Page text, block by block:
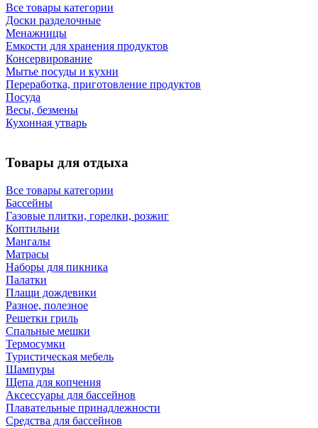
Все товары категории
Доски разделочные
Менажницы
Емкости для хранения продуктов
Консервирование
Мытье посуды и кухни
Переработка, приготовление продуктов
Посуда
Весы, безмены
Кухонная утварь
Товары для отдыха
Все товары категории
Бассейны
Газовые плитки, горелки, розжиг
Коптильни
Мангалы
Матрасы
Наборы для пикника
Палатки
Плащи дождевики
Разное, полезное
Решетки гриль
Спальные мешки
Термосумки
Туристическая мебель
Шампуры
Щепа для копчения
Аксессуары для бассейнов
Плавательные принадлежности
Средства для бассейнов